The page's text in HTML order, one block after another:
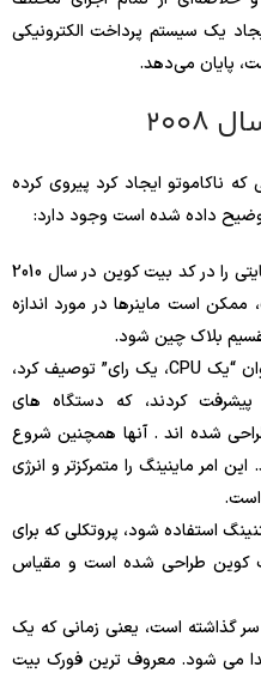
یک سیستم پرداخت الکترونیکی
پایان می‌دهد.
ناکاموتو ایجاد کرد پیروی کرده
داده شده است وجود دارد:
ناکاموتو محدودیت اندازه بلوک 1 مگابایتی را در کد بیت کوین در سال 2010
است ماینرها در مورد اندازه
بلاک چین شود.
در حالی که ناکاموتو اثبات کار را به عنوان “یک CPU، یک رای” توصیف کرد،
ماینرها به سمت استفاده از ASIC پیشرفت کردند، که دستگاه های
شده اند . آنها همچنین شروع
امر ماینینگ را متمرکزتر و انرژی
است.
استفاده شود، پروتکلی که برای
کوین طراحی شده است و مقیاس
گذاشته است، یعنی زمانی که یک
می شود. معروف ترین فورک بیت